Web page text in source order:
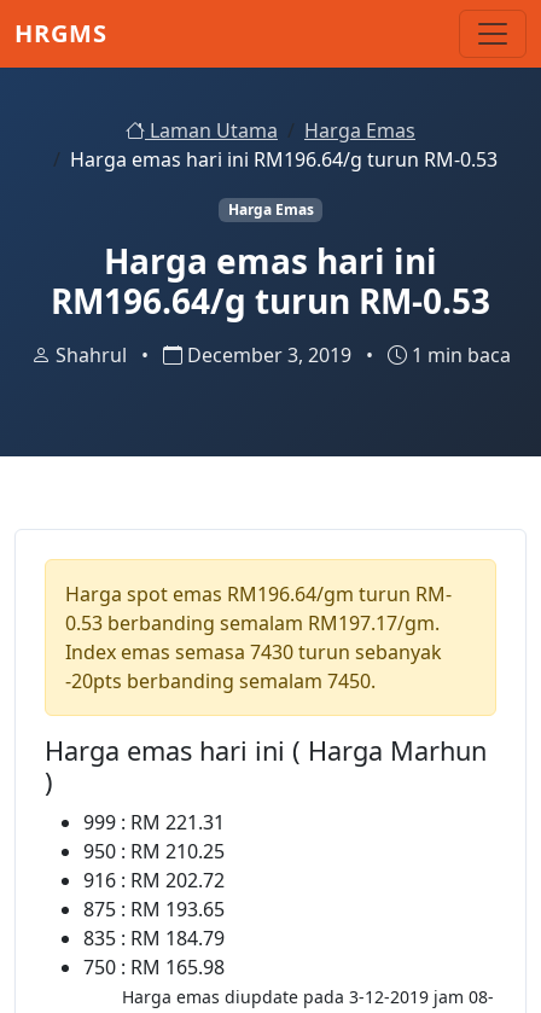
HRGMS
Laman Utama
Harga Emas
Harga emas hari ini RM196.64/g turun RM-0.53
Harga Emas
Harga emas hari ini
RM196.64/g turun RM-0.53
Shahrul • December 3, 2019 • 1 min baca
Harga spot emas RM196.64/gm turun RM-
0.53 berbanding semalam RM197.17/gm.
Index emas semasa 7430 turun sebanyak
-20pts berbanding semalam 7450.
Harga emas hari ini ( Harga Marhun
)
999 : RM 221.31
950 : RM 210.25
916 : RM 202.72
875 : RM 193.65
835 : RM 184.79
750 : RM 165.98
Harga emas diupdate pada 3-12-2019 jam 08-